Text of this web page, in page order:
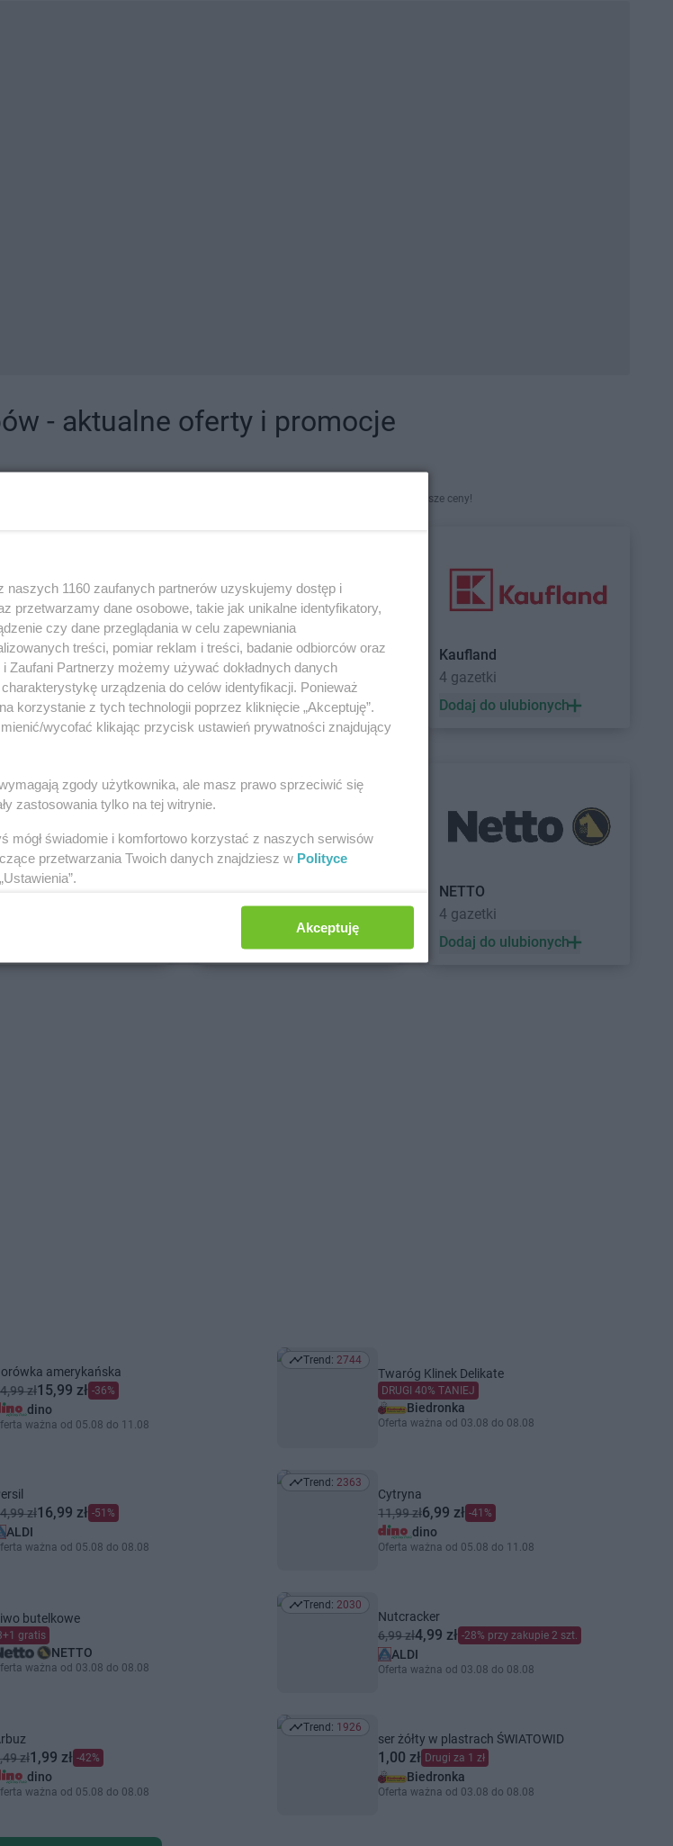
- aktualne oferty i promocje
do lokalnych sieci oraz duże, znane super- i hipermarkety. Najlepsze promocje i najniższe ceny!
gazetek
do ulubionych
dino
1 gazetka
Dodaj do ulubionych
Kaufland
4 gazetki
Dodaj do ulubionych
9 gazetek
NETTO
4 gazetki
Dodaj do ulubionych
amerykańska
zł15,99 zł -36%
dino
ważna od 05.08 do 11.08
Trend: 2744
Trend: 2744
Twaróg Klinek Delikate
DRUGI 40% TANIEJ
Biedronka
Oferta ważna od 03.08 do 08.08
zł16,99 zł -51%
ALDI
ważna od 05.08 do 08.08
Trend: 2363
Trend: 2363
Cytryna
11,99 zł6,99 zł -41%
dino
Oferta ważna od 05.08 do 11.08
butelkowe
gratis
NETTO
ważna od 03.08 do 08.08
Trend: 2030
Trend: 2030
Nutcracker
6,99 zł4,99 zł -28% przy zakupie 2 szt.
ALDI
Oferta ważna od 03.08 do 08.08
zł1,99 zł -42%
dino
ważna od 05.08 do 08.08
Trend: 1926
Trend: 1926
ser żółty w plastrach ŚWIATOWID
1,00 zł Drugi za 1 zł
Biedronka
Oferta ważna od 03.08 do 08.08
1160 zaufanych partnerów uzyskujemy dostęp i
przetwarzamy dane osobowe, takie jak unikalne identyfikatory,
czy dane przeglądania w celu zapewniania
treści, pomiar reklam i treści, badanie odbiorców oraz
Zaufani Partnerzy możemy używać dokładnych danych
urządzenia do celów identyfikacji. Ponieważ
korzystanie z tych technologii poprzez kliknięcie „Akceptuję”.
wycofać klikając przycisk ustawień prywatności znajdujący
zgody użytkownika, ale masz prawo sprzeciwić się
zastosowania tylko na tej witrynie.
mógł świadomie i komfortowo korzystać z naszych serwisów
przetwarzania Twoich danych znajdziesz w Polityce
Akceptuję